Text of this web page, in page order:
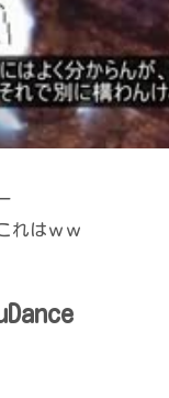
れはｗｗ